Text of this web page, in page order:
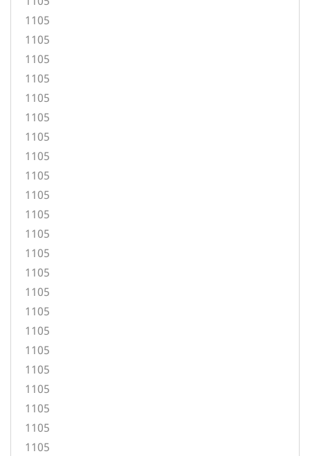
1105
1105
1105
1105
1105
1105
1105
1105
1105
1105
1105
1105
1105
1105
1105
1105
1105
1105
1105
1105
1105
1105
1105